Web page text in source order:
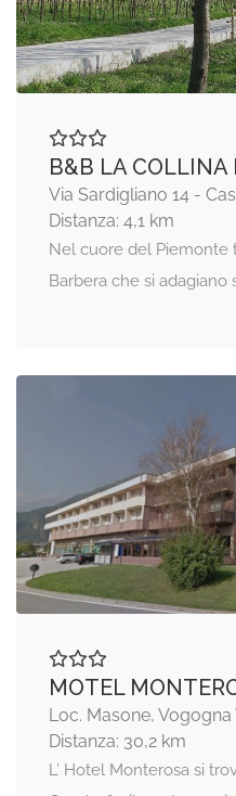
B&B LA COLLINA
Via Sardigliano 14 -
Distanza: 4,1 km
Nel cuore del Piemonte
Barbera che si adagiano
MOTEL
Loc. Masone, Vogogna
Distanza: 30,2 km
L’ Hotel Monterosa si